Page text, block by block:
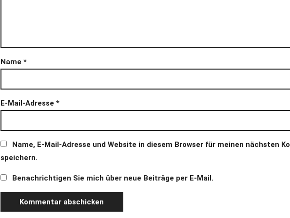
Name *
E-Mail-Adresse *
Name, E-Mail-Adresse und Website in diesem Browser für meinen nächsten
speichern.
Benachrichtigen Sie mich über neue Beiträge per E-Mail.